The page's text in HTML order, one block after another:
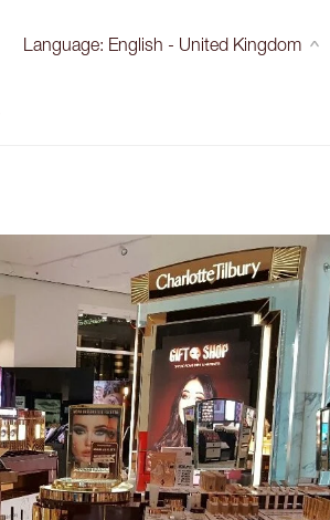
Language: English - United Kingdom